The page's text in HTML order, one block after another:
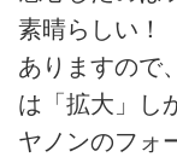
素晴らしい！
ありますので
は「拡大」し
ヤノンのフォ